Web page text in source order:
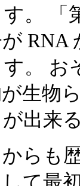
。 「
RNA
。 お
生物
出来
らも